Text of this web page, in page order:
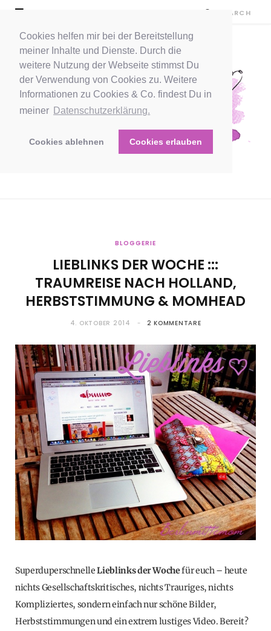
Cookies helfen mir bei der Bereitstellung
meiner Inhalte und Dienste. Durch die
weitere Nutzung der Webseite stimmst Du
der Verwendung von Cookies zu. Weitere
Informationen zu Cookies & Co. findest Du in
meiner Datenschutzerklärung.
Cookies ablehnen Cookies erlauben
BLOGGERIE
LIEBLINKS DER WOCHE :::
TRAUMREISE NACH HOLLAND,
HERBSTSTIMMUNG & MOMHEAD
4. OKTOBER 2014 2 KOMMENTARE
SuperduperschnelleLieblinks der Wochefür euch – heute
nichts Gesellschaftskritisches, nichts Trauriges, nichts
Kompliziertes, sondern einfach nur schöne Bilder,
Herbststimmungen und ein extrem lustiges Video. Bereit?